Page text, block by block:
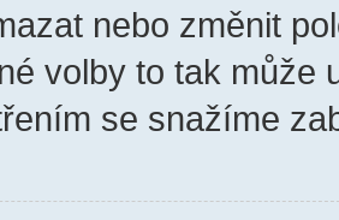
nebo změnit
volby to tak může
se snažíme